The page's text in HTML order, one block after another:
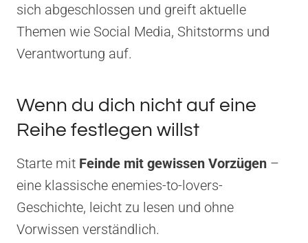
sich abgeschlossen und greift aktuelle
Themen wie Social Media, Shitstorms und
Verantwortung auf.
Wenn du dich nicht auf eine
Reihe festlegen willst
Starte mit Feinde mit gewissen Vorzügen –
eine klassische enemies-to-lovers-
Geschichte, leicht zu lesen und ohne
Vorwissen verständlich.